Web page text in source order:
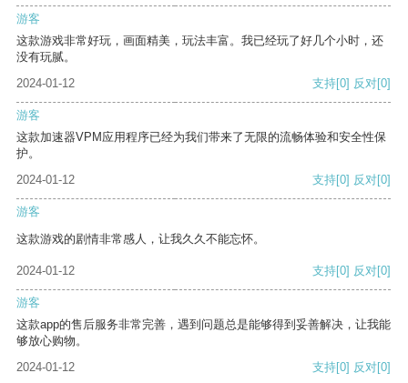
游客
这款游戏非常好玩，画面精美，玩法丰富。我已经玩了好几个小时，还
没有玩腻。
2024-01-12
支持[0] 反对[0]
游客
这款加速器VPM应用程序已经为我们带来了无限的流畅体验和安全性保
护。
2024-01-12
支持[0] 反对[0]
游客
这款游戏的剧情非常感人，让我久久不能忘怀。
2024-01-12 支持[0] 反对[0]
游客
这款app的售后服务非常完善，遇到问题总是能够得到妥善解决，让我能
够放心购物。
2024-01-12
支持[0] 反对[0]